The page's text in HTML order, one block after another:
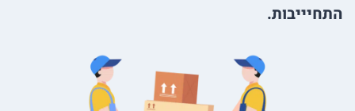
התחיייבות.